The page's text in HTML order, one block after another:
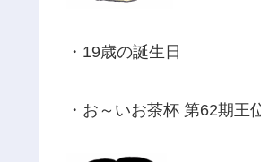
・19歳の誕生日
・お～いお茶杯 第62期王